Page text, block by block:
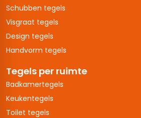
Schubben tegels
Visgraat tegels
Design tegels
Handvorm tegels
Tegels per ruimte
Badkamertegels
Keukentegels
Toilet tegels